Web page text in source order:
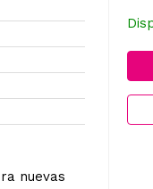
nuevas